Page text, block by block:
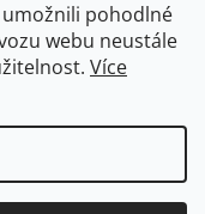
umožnili pohodlné
webu neustále
Více